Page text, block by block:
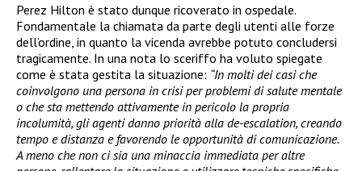
Perez Hilton è stato dunque ricoverato in ospedale.
Fondamentale la chiamata da parte degli utenti alle forze
dell’ordine, in quanto la vicenda avrebbe potuto concludersi
tragicamente. In una nota lo sceriffo ha voluto spiegate
come è stata gestita la situazione: “In molti dei casi che
coinvolgono una persona in crisi per problemi di salute mentale
o che sta mettendo attivamente in pericolo la propria
incolumità, gli agenti danno priorità alla de-escalation, creando
tempo e distanza e favorendo le opportunità di comunicazione.
A meno che non ci sia una minaccia immediata per altre